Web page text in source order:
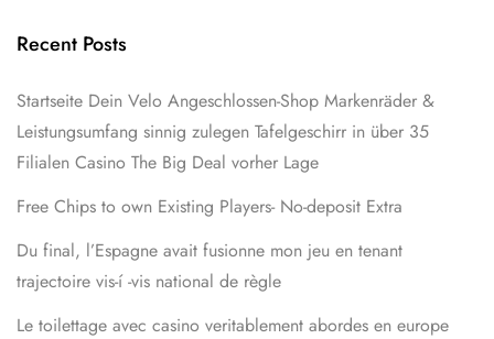
Recent Posts
Startseite Dein Velo Angeschlossen-Shop Markenräder &
Leistungsumfang sinnig zulegen Tafelgeschirr in über 35
Filialen Casino The Big Deal vorher Lage
Free Chips to own Existing Players- No-deposit Extra
Du final, l’Espagne avait fusionne mon jeu en tenant
trajectoire vis-í -vis national de règle
Le toilettage avec casino veritablement abordes en europe